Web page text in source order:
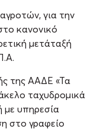
για την
κανονικό
μετάταξή
της ΑΑΔΕ «Τα
ταχυδρομικά
με υπηρεσία
στο γραφείο